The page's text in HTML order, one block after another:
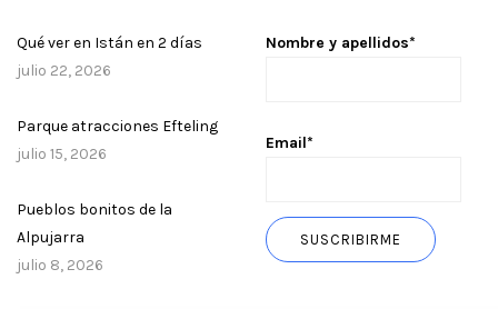
Qué ver en Istán en 2 días
julio 22, 2026
Parque atracciones Efteling
julio 15, 2026
Pueblos bonitos de la
Alpujarra
julio 8, 2026
Nombre y apellidos*
Email*